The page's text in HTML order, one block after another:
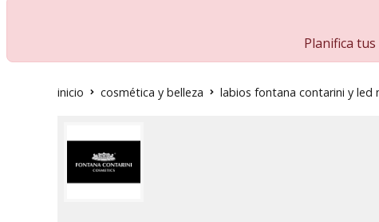
Planifica
inicio cosmética y belleza labios fontana contarini y led